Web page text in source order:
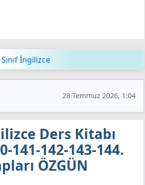
İngilizce
28 Temmuz 2026, 1:04
Ders Kitabı
141-142-143-144.
ÖZGÜN